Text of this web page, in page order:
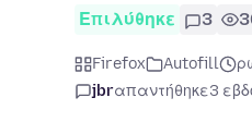
Επιλύθηκε 3
Firefox Autofill
jbrαπαντήθηκε3